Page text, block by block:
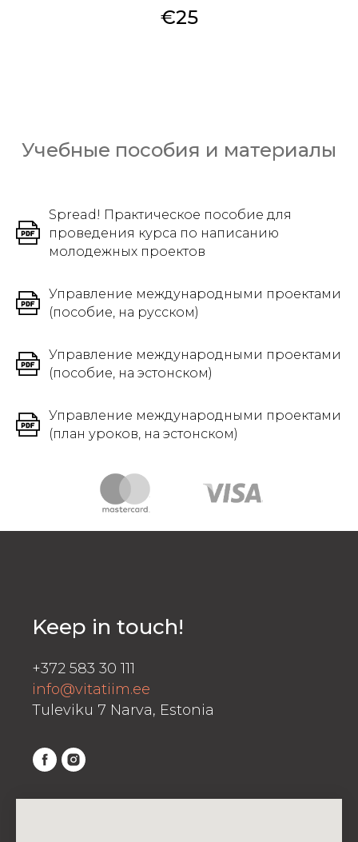
€25
Учебные пособия и материалы
Spread! Практическое пособие для
проведения курса по написанию
молодежных проектов
Управление международными проектами
(пособие, на русском)
Управление международными проектами
(пособие, на эстонском)
Управление международными проектами
(план уроков, на эстонском)
Keep in touch!
+372 583 30 111
info@vitatiim.ee
Tuleviku 7 Narva, Estonia